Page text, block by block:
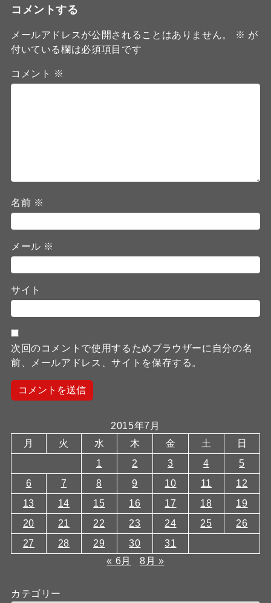
コメントする
メールアドレスが公開されることはありません。 ※ が
付いている欄は必須項目です
コメント ※
名前 ※
メール ※
サイト
次回のコメントで使用するためブラウザーに自分の名
前、メールアドレス、サイトを保存する。
2015年7月
月
火 水 木 金 土
日
1
2 3 4
5
6
7 8 9 10 11
12
13
14 15 16 17 18
19
20
21 22 23 24 25
26
27
28 29 30
31
« 6月
8月 »
カテゴリー